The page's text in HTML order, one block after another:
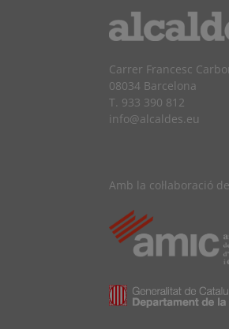
Carrer Francesc
08034 Barcelona
T. 933 390 812
info@alcaldes.eu
Amb la col·laboració